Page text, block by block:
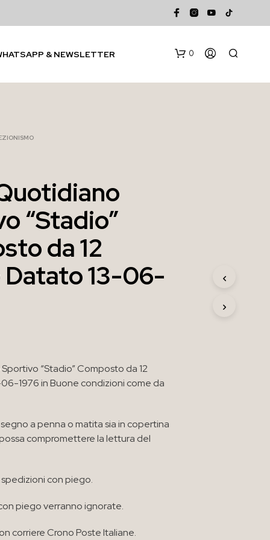
& NEWSLETTER 0
“Stadio”
da 12
Datato 13-06-
“Stadio” Composto da 12
1976 in Buone condizioni come da
a penna o matita sia in copertina
compromettere la lettura del
con piego.
piego verranno ignorate.
corriere Crono Poste Italiane.